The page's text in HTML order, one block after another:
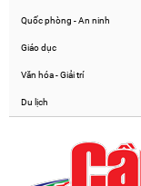
Quốc phòng - An ninh
Giáo dục
Văn hóa - Giải trí
Du lịch